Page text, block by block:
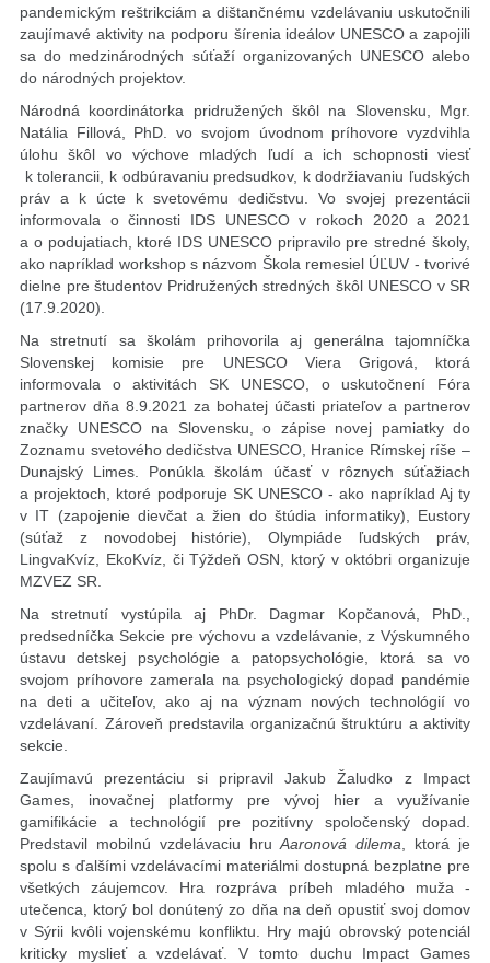
pandemickým reštrikciám a dištančnému vzdelávaniu uskutočnili
zaujímavé aktivity na podporu šírenia ideálov UNESCO a zapojili
sa do medzinárodných súťaží organizovaných UNESCO alebo
do národných projektov.
Národná koordinátorka pridružených škôl na Slovensku, Mgr.
Natália Fillová, PhD. vo svojom úvodnom príhovore vyzdvihla
úlohu škôl vo výchove mladých ľudí a ich schopnosti viesť
k tolerancii, k odbúravaniu predsudkov, k dodržiavaniu ľudských
práv a k úcte k svetovému dedičstvu. Vo svojej prezentácii
informovala o činnosti IDS UNESCO v rokoch 2020 a 2021
a o podujatiach, ktoré IDS UNESCO pripravilo pre stredné školy,
ako napríklad workshop s názvom Škola remesiel ÚĽUV - tvorivé
dielne pre študentov Pridružených stredných škôl UNESCO v SR
(17.9.2020).
Na stretnutí sa školám prihovorila aj generálna tajomníčka
Slovenskej komisie pre UNESCO Viera Grigová, ktorá
informovala o aktivitách SK UNESCO, o uskutočnení Fóra
partnerov dňa 8.9.2021 za bohatej účasti priateľov a partnerov
značky UNESCO na Slovensku, o zápise novej pamiatky do
Zoznamu svetového dedičstva UNESCO, Hranice Rímskej ríše –
Dunajský Limes. Ponúkla školám účasť v rôznych súťažiach
a projektoch, ktoré podporuje SK UNESCO - ako napríklad Aj ty
v IT (zapojenie dievčat a žien do štúdia informatiky), Eustory
(súťaž z novodobej histórie), Olympiáde ľudských práv,
LingvaKvíz, EkoKvíz, či Týždeň OSN, ktorý v októbri organizuje
MZVEZ SR.
Na stretnutí vystúpila aj PhDr. Dagmar Kopčanová, PhD.,
predsedníčka Sekcie pre výchovu a vzdelávanie, z Výskumného
ústavu detskej psychológie a patopsychológie, ktorá sa vo
svojom príhovore zamerala na psychologický dopad pandémie
na deti a učiteľov, ako aj na význam nových technológií vo
vzdelávaní. Zároveň predstavila organizačnú štruktúru a aktivity
sekcie.
Zaujímavú prezentáciu si pripravil Jakub Žaludko z Impact
Games, inovačnej platformy pre vývoj hier a využívanie
gamifikácie a technológií pre pozitívny spoločenský dopad.
Predstavil mobilnú vzdelávaciu hruAaronová dilema , ktorá je
spolu s ďalšími vzdelávacími materiálmi dostupná bezplatne pre
všetkých záujemcov. Hra rozpráva príbeh mladého muža -
utečenca, ktorý bol donútený zo dňa na deň opustiť svoj domov
v Sýrii kvôli vojenskému konfliktu. Hry majú obrovský potenciál
kriticky myslieť a vzdelávať. V tomto duchu Impact Games